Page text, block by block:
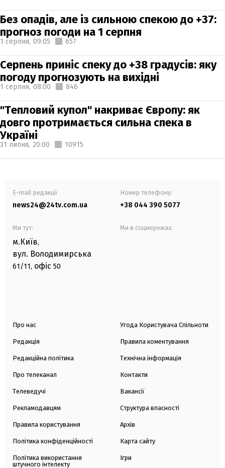
Без опадів, але із сильною спекою до +37:
прогноз погоди на 1 серпня
1 серпня, 09:05 657
Серпень приніс спеку до +38 градусів: яку
погоду прогнозують на вихідні
1 серпня, 08:00 846
"Тепловий купол" накриває Європу: як
довго протримається сильна спека в
Україні
31 липня, 20:00 10915
E-mail редакції
news24@24tv.com.ua
Номер телефону:
+38 044 390 5077
Ми тут:
м.Київ,
вул. Володимирська
61/11, офіс 50
Ми в соцмережах:
Про нас
Редакція
Редакційна політика
Про телеканал
Телеведучі
Рекламодавцям
Правила користування
Політика конфіденційності
Політика використання
штучного інтелекту
Угода Користувача Спільноти
Правила коментування
Технічна інформація
Контакти
Вакансії
Структура власності
Архів
Карта сайту
Ігри